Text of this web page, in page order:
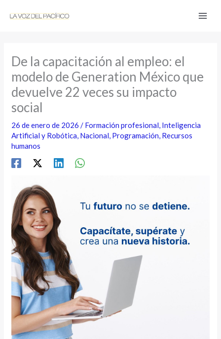
De la capacitación al empleo: el
modelo de Generation México que
devuelve 22 veces su impacto
social
26 de enero de 2026/ Formación profesional, Inteligencia
Artificial y Robótica, Nacional, Programación, Recursos
humanos